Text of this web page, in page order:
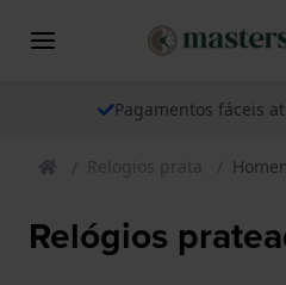
Pagamentos fáceis
Relogios prata
Relógios